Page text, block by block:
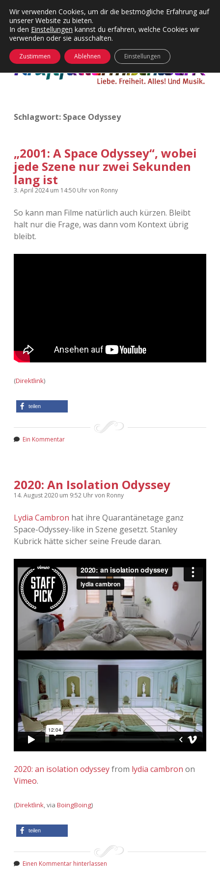
Kategorien
Menü
24 Hours Chilling
Die Wende
KFMW-Disco
Kopfkinomusik
Nur mal so
Täglicher Sinnwahn
KFMW-Disco
Dates
Contact
Menü
öffnen
Adventskalender 2010
Adventskalender 2011
Adventskalender 2012
Adventskalender 2018
Adventskalender 2021
Adventskalender 2024
facebook
instagram
rss soundcloud
vimeoBluesky
öffnen
Schlagwort: Space Odyssey
„2001: A Space Odyssey“, wobei
jede Szene nur zwei Sekunden
lang ist
3. April 2024um 14:50 Uhrvon Ronny
So kann man Filme natürlich auch kürzen. Bleibt
halt nur die Frage, was dann vom Kontext übrig
bleibt.
(Direktlink)
teilen
Ein Kommentar
2020: An Isolation Odyssey
14. August 2020 um 9:52 Uhrvon Ronny
Lydia Cambron hat ihre Quarantänetage ganz
Space-Odyssey-like in Szene gesetzt. Stanley
Kubrick hätte sicher seine Freude daran.
2020: an isolation odysseyfrom lydia cambron on
Vimeo.
(Direktlink, via BoingBoing)
teilen
Einen Kommentar hinterlassen
Wir verwenden Cookies, um dir die bestmögliche Erfahrung auf
unserer Website zu bieten.
In den Einstellungen kannst du erfahren, welche Cookies wir
verwenden oder sie ausschalten.
Zustimmen Ablehnen Einstellungen